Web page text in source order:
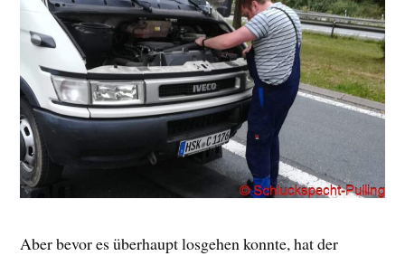
Aber bevor es überhaupt losgehen konnte, hat der